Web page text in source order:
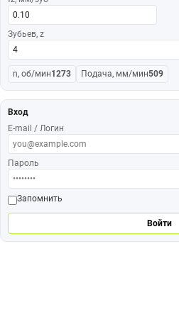
Зубьев, z
n, об/мин1273 Подача, мм/мин509
Вход
E-mail / Логин
Пароль
Запомнить
Войти